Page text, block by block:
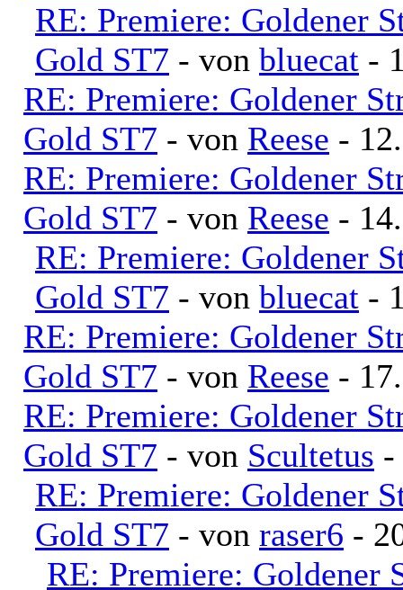
RE: Premiere: Goldener
Gold ST7 - von bluecat -
RE: Premiere: Goldener
Gold ST7 - von Reese -
RE: Premiere: Goldener
Gold ST7 - von Reese -
RE: Premiere: Goldener
Gold ST7 - von bluecat -
RE: Premiere: Goldener
Gold ST7 - von Reese -
RE: Premiere: Goldener
Gold ST7 - von Scultetus -
RE: Premiere: Goldener
Gold ST7 - von raser6 -
RE: Premiere: Goldener